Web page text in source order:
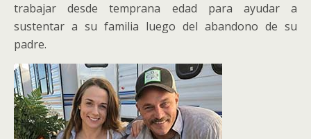
trabajar desde temprana edad para ayudar a
sustentar a su familia luego del abandono de su
padre.